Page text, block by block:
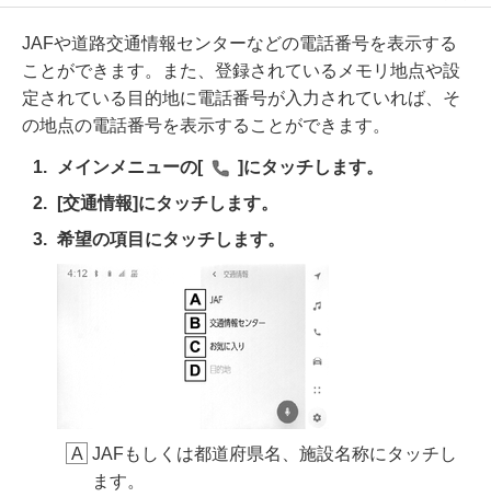
JAFや道路交通情報センターなどの電話番号を表示する
ことができます。また、登録されているメモリ地点や設
定されている目的地に電話番号が入力されていれば、そ
の地点の電話番号を表示することができます。
メインメニューの[‍ ‍]にタッチします。
[‍交通情報‍]にタッチします。
希望の項目にタッチします。
JAFもしくは都道府県名、施設名称にタッチし
ます。